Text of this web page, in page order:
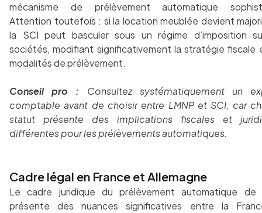
mécanisme de prélèvement automatique
Attention toutefois : si la location meublée devient
la SCI peut basculer sous un régime d’imposition
sociétés, modifiant significativement la stratégie fiscale
modalités de prélèvement.
Conseil pro :
Consultez systématiquement un
comptable avant de choisir entre LMNP et SCI, car
statut présente des implications fiscales et
différentes pour les prélèvements automatiques.
Cadre légal en France et Allemagne
Le cadre juridique du prélèvement automatique de
présente des nuances significatives entre la